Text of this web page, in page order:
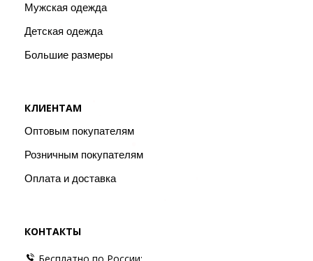
Мужская одежда
Детская одежда
Большие размеры
КЛИЕНТАМ
Оптовым покупателям
Розничным покупателям
Оплата и доставка
КОНТАКТЫ
Бесплатно по России: